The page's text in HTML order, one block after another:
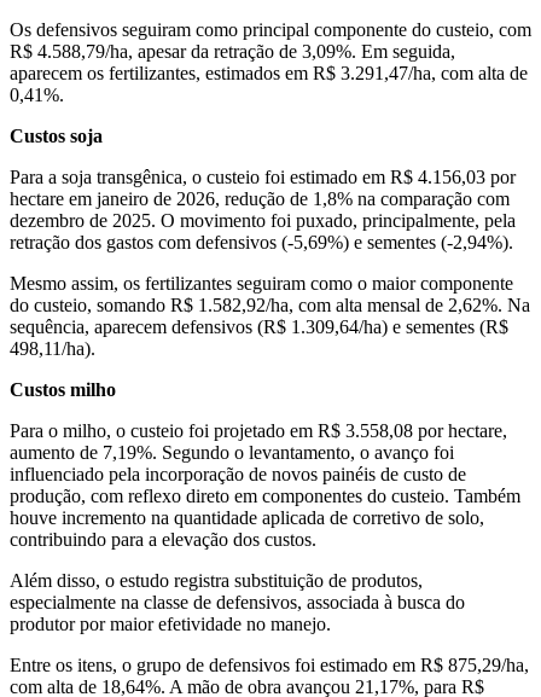
Os defensivos seguiram como principal componente do custeio, com
R$ 4.588,79/ha, apesar da retração de 3,09%. Em seguida,
aparecem os fertilizantes, estimados em R$ 3.291,47/ha, com alta de
0,41%.
Custos soja
Para a soja transgênica, o custeio foi estimado em R$ 4.156,03 por
hectare em janeiro de 2026, redução de 1,8% na comparação com
dezembro de 2025. O movimento foi puxado, principalmente, pela
retração dos gastos com defensivos (-5,69%) e sementes (-2,94%).
Mesmo assim, os fertilizantes seguiram como o maior componente
do custeio, somando R$ 1.582,92/ha, com alta mensal de 2,62%. Na
sequência, aparecem defensivos (R$ 1.309,64/ha) e sementes (R$
498,11/ha).
Custos milho
Para o milho, o custeio foi projetado em R$ 3.558,08 por hectare,
aumento de 7,19%. Segundo o levantamento, o avanço foi
influenciado pela incorporação de novos painéis de custo de
produção, com reflexo direto em componentes do custeio. Também
houve incremento na quantidade aplicada de corretivo de solo,
contribuindo para a elevação dos custos.
Além disso, o estudo registra substituição de produtos,
especialmente na classe de defensivos, associada à busca do
produtor por maior efetividade no manejo.
Entre os itens, o grupo de defensivos foi estimado em R$ 875,29/ha,
com alta de 18,64%. A mão de obra avançou 21,17%, para R$